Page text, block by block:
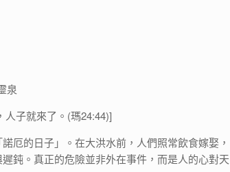
泉
子就來了。(瑪24:44)]
厄的日子」。在大洪水前，人們照常飲食嫁娶，
鈍。真正的危險並非外在事件，而是人的心對天